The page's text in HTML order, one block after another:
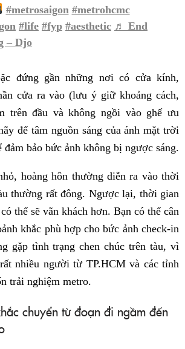
#metrosaigon #metrohcmc
#life #fyp #aesthetic ♬ End
– Djo
đứng gần những nơi có cửa kính,
cửa ra vào (lưu ý giữ khoảng cách,
trên đầu và không ngồi vào ghế ưu
để tâm nguồn sáng của ánh mặt trời
đảm bảo bức ảnh không bị ngược sáng.
hoàng hôn thường diễn ra vào thời
thường rất đông. Ngược lại, thời gian
thể sẽ vãn khách hơn. Bạn có thể cân
khắc phù hợp cho bức ảnh check-in
gặp tình trạng chen chúc trên tàu, vì
nhiều người từ TP.HCM và các tỉnh
trải nghiệm metro.
chuyển từ đoạn đi ngầm đến